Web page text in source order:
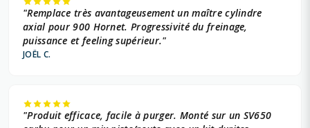
"Remplace très avantageusement un maître cylindre
axial pour 900 Hornet. Progressivité du freinage,
puissance et feeling supérieur."
JOËL C.
"Produit efficace, facile à purger. Monté sur un SV650